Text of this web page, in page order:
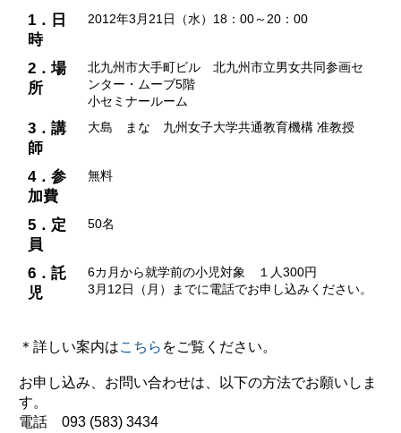
1．日
時
2012年3月21日（水）18：00～20：00
2．場
所
北九州市大手町ビル 北九州市立男女共同参画セ
ンター・ムーブ5階
小セミナールーム
3．講
師
大島 まな 九州女子大学共通教育機構 准教授
4．参
加費
無料
5．定
員
50名
6．託
児
6カ月から就学前の小児対象 １人300円
3月12日（月）までに電話でお申し込みください。
＊詳しい案内はこちら をご覧ください。
お申し込み、お問い合わせは、以下の方法でお願いしま
す。
電話 093 (583) 3434